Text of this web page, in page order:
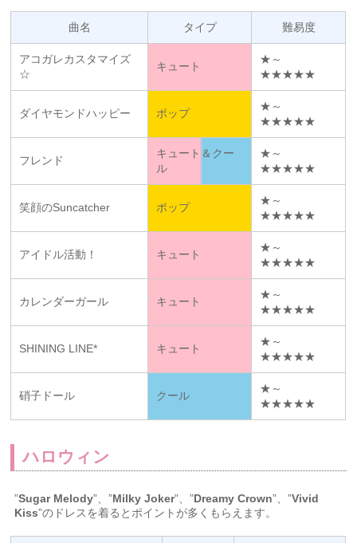
曲名 タイプ 難易度
アコガレカスタマイズ
☆
キュート
★～
★★★★★
ダイヤモンドハッピー ポップ
★～
★★★★★
フレンド
キュート＆クー
ル
★～
★★★★★
笑顔のSuncatcher ポップ
★～
★★★★★
アイドル活動！ キュート
★～
★★★★★
カレンダーガール キュート
★～
★★★★★
SHINING LINE* キュート
★～
★★★★★
硝子ドール クール
★～
★★★★★
ハロウィン
”Sugar Melody”、”Milky Joker”、”Dreamy Crown”、”Vivid
Kiss”のドレスを着るとポイントが多くもらえます。